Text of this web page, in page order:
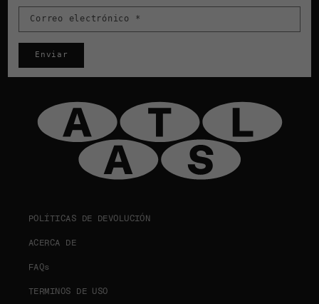
Correo electrónico *
Enviar
POLÍTICAS DE DEVOLUCIÓN
ACERCA DE
FAQs
TERMINOS DE USO